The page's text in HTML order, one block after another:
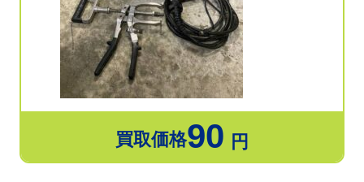
買取価格90 円